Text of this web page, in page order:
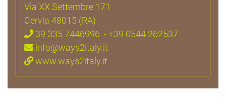
Via XX Settembre 171
Cervia 48015 (RA)
39 335 7446996 - +39 0544 262537
info@ways2italy.it
www.ways2italy.it